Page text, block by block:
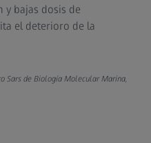
y bajas dosis de
el deterioro de la
Sars de Biología Molecular Marina,